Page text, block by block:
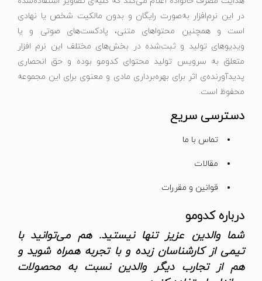
در این نرم‌افزار به‌صورت رایگان و بدون مالکیت شخص یا نهادی
است و همچنین محتواهای متنی، پادکست‌های صوتی و یا
ویدیوهای تولید و ثبت‌شده در بخش‌های مختلف این نرم افزار
متعلق به سرویس تولید محتوای کدومو بوده و حق انحصاری
پدیدآورنده‌ی اثر برای بهره‌برداری مادی و معنوی برای این مجموعه
محفوظ است.
دسترسی سریع
تماس با ما
مقالات
قوانین و مقررات
درباره کدومو
شما والدین عزیز تنها نیستید. هم می‌توانید با
تیمی از کارشناسان زبده و با تجربه همراه شوید و
هم از تجارب دیگر والدین نسبت به محصولات